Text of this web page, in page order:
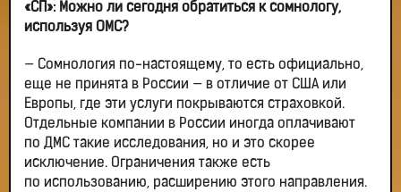
«СП»: Можно ли сегодня обратиться к сомнологу,
используя ОМС?
— Сомнология по-настоящему, то есть официально,
еще не принята в России — в отличие от США или
Европы, где эти услуги покрываются страховкой.
Отдельные компании в России иногда оплачивают
по ДМС такие исследования, но и это скорее
исключение. Ограничения также есть
по использованию, расширению этого направления.